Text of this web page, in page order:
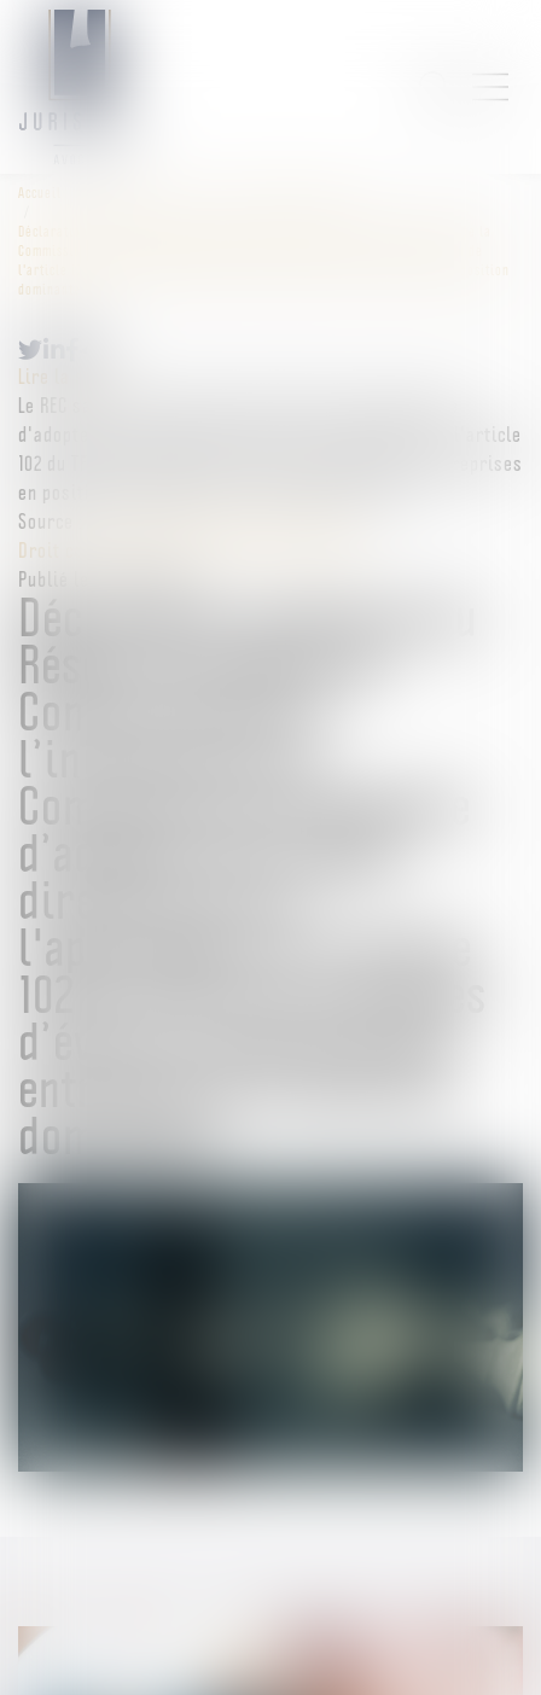
Accueil
Déclaration commune du Réseau Européen de Concurrence sur l’initiative de la
Commission européenne d’adopter des Lignes directrices sur l'application de
l'article 102 du TFUE aux pratiques d’éviction abusives des entreprises en position
dominante
Déclaration commune du
Réseau Européen de
Concurrence sur
l’initiative de la
Commission européenne
d’adopter des Lignes
directrices sur
l'application de l'article
102 du TFUE aux pratiques
d’éviction abusives des
entreprises en position
dominante
Publié le :
Droit commercial
Source :
Le REC salue l'initiative de la Commission européenne
d'adopter des lignes directrices sur l'application de l'article
102 du TFUE aux pratiques d'éviction abusives des entreprises
en position dominante (les « Lignes directrices »)...
Lire la suite